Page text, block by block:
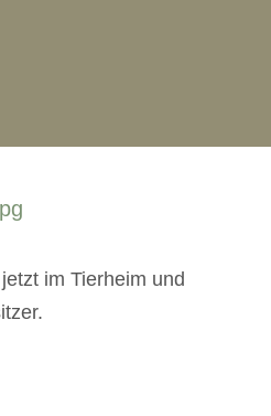
im Tierheim und